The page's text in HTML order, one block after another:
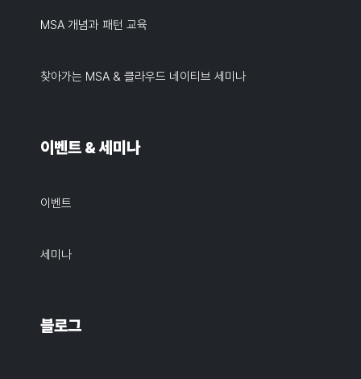
MSA 개념과 패턴 교육
찾아가는 MSA & 클라우드 네이티브 세미나
이벤트 & 세미나
이벤트
세미나
블로그